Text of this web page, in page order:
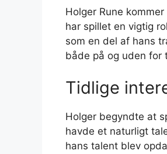
Holger Rune
har spillet en vigtig
som en del af hans
både på og uden for
Tidlige
Holger begyndte at
havde et naturligt
hans talent blev